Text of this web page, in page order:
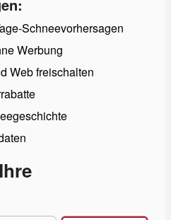
Schneevorhersagen
Werbung
Web freischalten